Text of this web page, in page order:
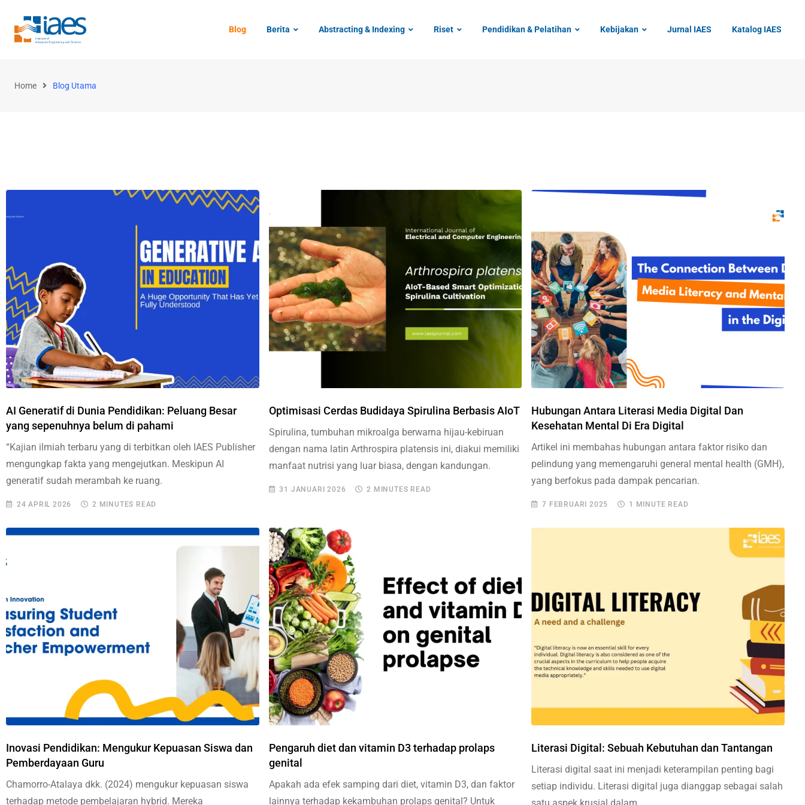
Blog Berita Abstracting & Indexing Riset Pendidikan & Pelatihan Kebijakan Jurnal IAES Katalog IAES
Home Blog Utama
AI Generatif di Dunia Pendidikan: Peluang Besar
yang sepenuhnya belum di pahami
“Kajian ilmiah terbaru yang di terbitkan oleh IAES Publisher
mengungkap fakta yang mengejutkan. Meskipun AI
generatif sudah merambah ke ruang.
24 APRIL 2026 2 MINUTES READ
Optimisasi Cerdas Budidaya Spirulina Berbasis AIoT
Spirulina, tumbuhan mikroalga berwarna hijau-kebiruan
dengan nama latin Arthrospira platensis ini, diakui memiliki
manfaat nutrisi yang luar biasa, dengan kandungan.
31 JANUARI 2026 2 MINUTES READ
Hubungan Antara Literasi Media Digital Dan
Kesehatan Mental Di Era Digital
Artikel ini membahas hubungan antara faktor risiko dan
pelindung yang memengaruhi general mental health (GMH),
yang berfokus pada dampak pencarian.
7 FEBRUARI 2025 1 MINUTE READ
Inovasi Pendidikan: Mengukur Kepuasan Siswa dan
Pemberdayaan Guru
Chamorro-Atalaya dkk. (2024) mengukur kepuasan siswa
terhadap metode pembelajaran hybrid. Mereka
Pengaruh diet dan vitamin D3 terhadap prolaps
genital
Apakah ada efek samping dari diet, vitamin D3, dan faktor
lainnya terhadap kekambuhan prolaps genital? Untuk
Literasi Digital: Sebuah Kebutuhan dan Tantangan
Literasi digital saat ini menjadi keterampilan penting bagi
setiap individu. Literasi digital juga dianggap sebagai salah